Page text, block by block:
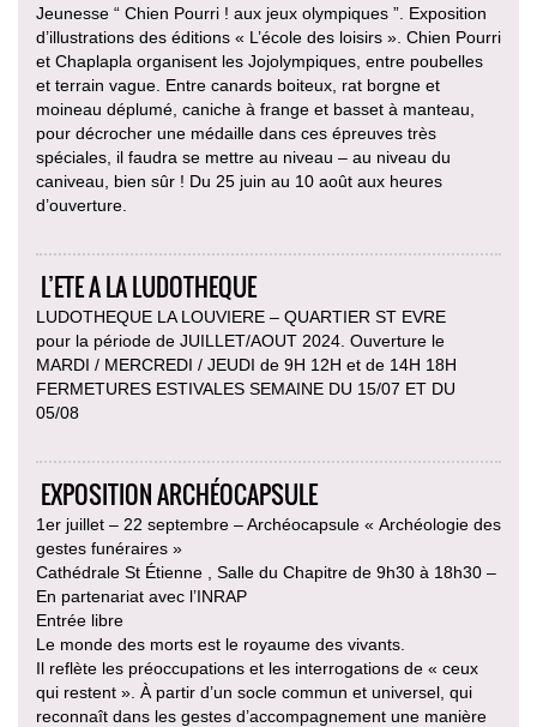
Jeunesse “ Chien Pourri ! aux jeux olympiques ”. Exposition
d’illustrations des éditions « L’école des loisirs ». Chien Pourri
et Chaplapla organisent les Jojolympiques, entre poubelles
et terrain vague. Entre canards boiteux, rat borgne et
moineau déplumé, caniche à frange et basset à manteau,
pour décrocher une médaille dans ces épreuves très
spéciales, il faudra se mettre au niveau – au niveau du
caniveau, bien sûr ! Du 25 juin au 10 août aux heures
d’ouverture.
L’ETE A LA LUDOTHEQUE
LUDOTHEQUE LA LOUVIERE – QUARTIER ST EVRE
pour la période de JUILLET/AOUT 2024. Ouverture le
MARDI / MERCREDI / JEUDI de 9H 12H et de 14H 18H
FERMETURES ESTIVALES SEMAINE DU 15/07 ET DU
05/08
EXPOSITION ARCHÉOCAPSULE
1er juillet – 22 septembre – Archéocapsule « Archéologie des
gestes funéraires »
Cathédrale St Étienne , Salle du Chapitre de 9h30 à 18h30 –
En partenariat avec l’INRAP
Entrée libre
Le monde des morts est le royaume des vivants.
Il reflète les préoccupations et les interrogations de « ceux
qui restent ». À partir d’un socle commun et universel, qui
reconnaît dans les gestes d’accompagnement une manière